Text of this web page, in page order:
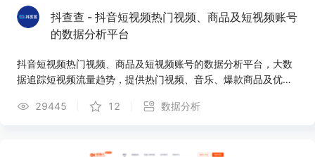
抖查查 - 抖音短视频热门视频、商品及短视频账号
的数据分析平台
抖音短视频热门视频、商品及短视频账号的数据分析平台，大数
据追踪短视频流量趋势，提供热门视频、音乐、爆款商品及优质
流量变现。
29445 12 数据分析